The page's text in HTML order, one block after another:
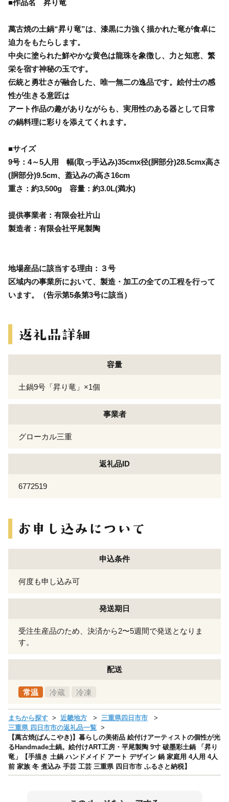
■作品名 昇り竜
萬古焼の土鍋“昇り竜”は、漆黒に力強く描かれた竜が食卓に
迫力をもたらします。
中央に塗られた鮮やかな黄色は龍珠を象徴し、力と知恵、繁
栄を宿す神秘の玉です。
伝統と勇壮さが融合した、唯一無二の逸品です。絵付士の感
性が生きる意匠は
アート作品の趣がありながらも、実用性のある器として日常
の鍋料理に彩りを添えてくれます。
■サイズ
9号：4～5人用 幅(取っ手込み)35cmx径(胴部分)28.5cmx高さ
(胴部分)9.5cm、蓋込みの高さ16cm
重さ：約3,500g 容量：約3.0L(満水)
提供事業者：有限会社片山
製造者：有限会社平尾製陶
地場産品に該当する理由：３号
区域内の事業所において、製造・加工の全ての工程を行って
います。（告示第5条第3号に該当）
容量
土鍋9号「昇り竜」×1個
事業者
グローカル三重
返礼品ID
6772519
申込条件
何度も申し込み可
発送期日
受注生産品のため、決済から2〜5週間で発送となりま
す。
配送
常温 冷蔵 冷凍
まちから探す 近畿地方
三重県四日市市
三重県 四日市市の返礼品一覧
【萬古焼(ばんこやき)】暮らしの美術品 絵付けアーティストの個性が光
るHandmade土鍋。絵付けART工房・平尾製陶 9寸 破墨彩土鍋 「昇り
竜」【手描き 土鍋 ハンドメイド アート デザイン 鍋 家庭用 4人用 4人
前 家族 冬 煮込み 手芸 工芸 三重県 四日市市 ふるさと納税】